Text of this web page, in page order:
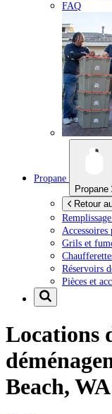
FAQ
Propane
Propane
Retour
Grils et
Réservoirs
Pièces et
Locations
Beach,